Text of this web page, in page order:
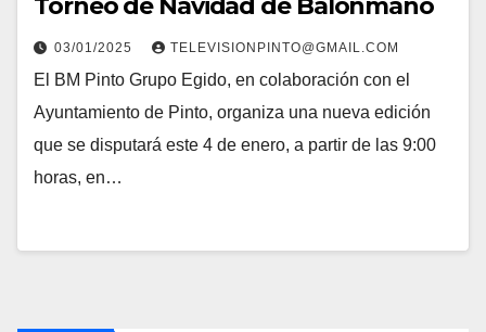
Torneo de Navidad de Balonmano
03/01/2025 TELEVISIONPINTO@GMAIL.COM
El BM Pinto Grupo Egido, en colaboración con el
Ayuntamiento de Pinto, organiza una nueva edición
que se disputará este 4 de enero, a partir de las 9:00
horas, en…